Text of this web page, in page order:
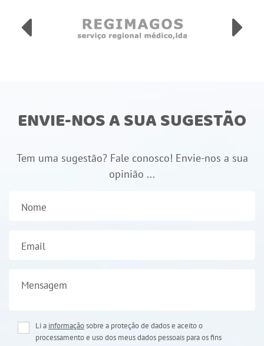
ENVIE-NOS A SUA SUGESTÃO
Tem uma sugestão? Fale conosco! Envie-nos a sua
opinião ...
Nome
Email
Mensagem
Li a informaçãosobre a proteção de dados e aceito o
processamento e uso dos meus dados pessoais para os fins